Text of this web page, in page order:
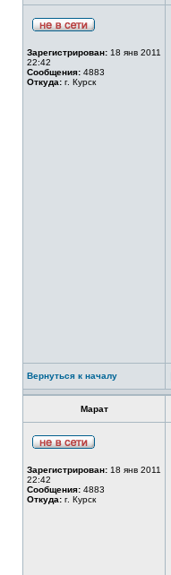
Зарегистрирован: 18 янв 2011
22:42
Сообщения: 4883
Откуда: г. Курск
Вернуться к началу
Марат
Зарегистрирован: 18 янв 2011
22:42
Сообщения: 4883
Откуда: г. Курск